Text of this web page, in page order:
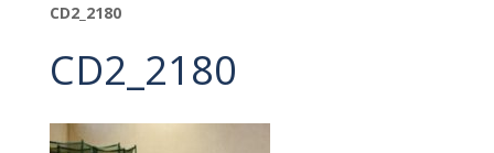
CD2_2180
CD2_2180